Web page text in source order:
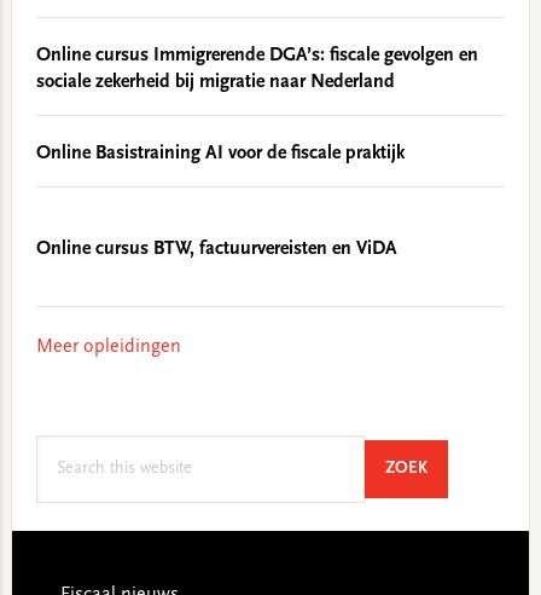
Online cursus Immigrerende DGA’s: fiscale gevolgen en
sociale zekerheid bij migratie naar Nederland
Online Basistraining AI voor de fiscale praktijk
Online cursus BTW, factuurvereisten en ViDA
Meer opleidingen
ZOEKSEARCH